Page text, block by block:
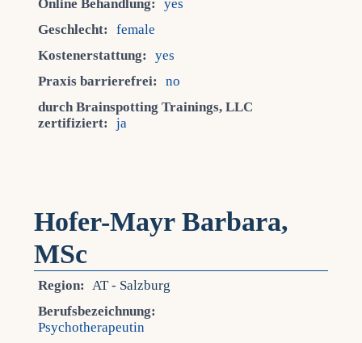
Online Behandlung:
yes
Geschlecht:
female
Kostenerstattung:
yes
Praxis barrierefrei:
no
durch Brainspotting Trainings, LLC
zertifiziert:
ja
Hofer-Mayr Barbara,
MSc
Region: AT - Salzburg
Berufsbezeichnung:
Psychotherapeutin